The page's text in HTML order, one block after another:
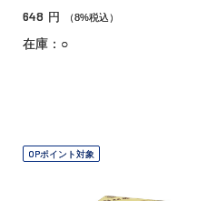
648 円 （8%税込）
在庫：○
OPポイント対象